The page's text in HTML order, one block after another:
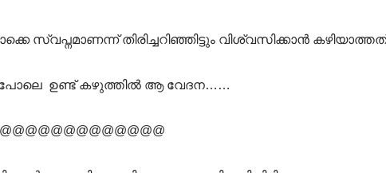
സ്വപ്നമാണന്ന് തിരിച്ചറിഞ്ഞിട്ടും വിശ്വസിക്കാൻ
പോലെ ഉണ്ട് കഴുത്തിൽ ആ വേദന……